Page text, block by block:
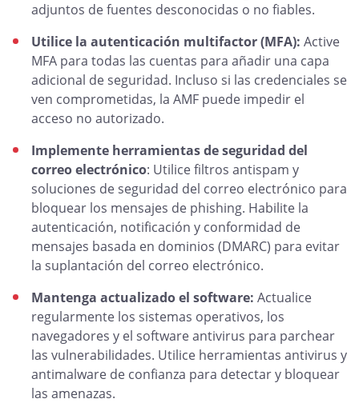
adjuntos de fuentes desconocidas o no fiables.
Utilice la autenticación multifactor (MFA): Active
MFA para todas las cuentas para añadir una capa
adicional de seguridad. Incluso si las credenciales se
ven comprometidas, la AMF puede impedir el
acceso no autorizado.
Implemente herramientas de seguridad del
correo electrónico: Utilice filtros antispam y
soluciones de seguridad del correo electrónico para
bloquear los mensajes de phishing. Habilite la
autenticación, notificación y conformidad de
mensajes basada en dominios (DMARC) para evitar
la suplantación del correo electrónico.
Mantenga actualizado el software: Actualice
regularmente los sistemas operativos, los
navegadores y el software antivirus para parchear
las vulnerabilidades. Utilice herramientas antivirus y
antimalware de confianza para detectar y bloquear
las amenazas.